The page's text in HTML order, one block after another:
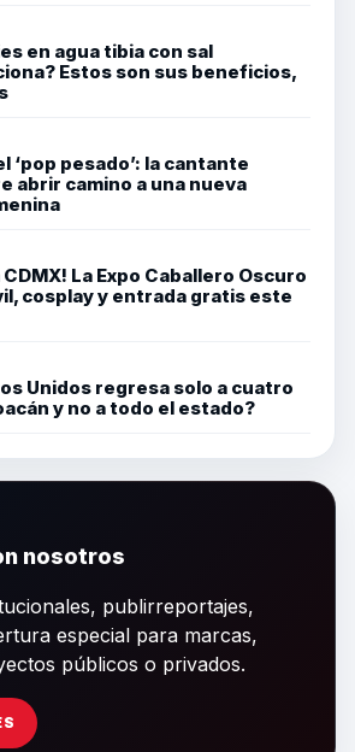
en agua tibia con sal
Estos son sus beneficios,
‘pop pesado’: la cantante
abrir camino a una nueva
CDMX! La Expo Caballero Oscuro
cosplay y entrada gratis este
Unidos regresa solo a cuatro
y no a todo el estado?
nosotros
publirreportajes,
especial para marcas,
públicos o privados.